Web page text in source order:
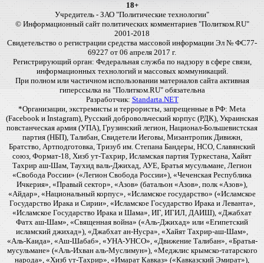
18+
Учредитель - ЗАО "Политические технологии"
© Информационный сайт политических комментариев "Политком.RU"
2001-2018
Свидетельство о регистрации средства массовой информации Эл № ФС77-
69227 от 06 апреля 2017 г.
Регистрирующий орган: Федеральная служба по надзору в сфере связи,
информационных технологий и массовых коммуникаций.
При полном или частичном использовании материалов сайта активная
гиперссылка на "Политком.RU" обязательна
Разработчик: Standarta.NET
*Организации, экстремисты и террористы, запрещенные в РФ: Meta
(Facebook и Instagram), Русский добровольческий корпус (РДК), Украинская
повстанческая армия (УПА), Грузинский легион, Национал-Большевистская
партия (НБП), Талибан, Свидетели Иеговы, Мизантропик Дивижн,
Братство, Артподготовка, Тризуб им. Степана Бандеры, НСО, Славянский
союз, Формат-18, Хизб ут-Тахрир, Исламская партия Туркестана, Хайят
Тахрир аш-Шам, Таухид валь-Джихад, АУЕ, Братья мусульмане, Легион
«Свобода России» («Легион Свобода России»), «Чеченская Республика
Ичкерия», «Правый сектор», «Азов» (батальон «Азов», полк «Азов»),
«Айдар», «Национальный корпус», «Исламское государство» («Исламское
Государство Ирака и Сирии», «Исламское Государство Ирака и Леванта»,
«Исламское Государство Ирака и Шама», ИГ, ИГИЛ, ДАИШ), «Джабхат
Фатх аш-Шам», «Священная война» («Аль-Джихад» или «Египетский
исламский джихад»), «Джабхат ан-Нусра», «Хайят Тахрир-аш-Шам»,
«Аль-Каида», «Аш-Шабаб», «УНА-УНСО», «Движение Талибан», «Братья-
мусульмане» («Аль-Ихван аль-Муслимун»), «Меджлис крымско-татарского
народа», «Хизб ут-Тахрир», «Имарат Кавказ» («Кавказский Эмират»),